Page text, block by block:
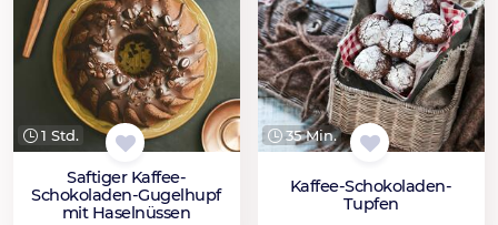
1 Std.
Saftiger Kaffee-
Schokoladen-Gugelhupf
mit Haselnüssen
35 Min.
Kaffee-Schokoladen-
Tupfen